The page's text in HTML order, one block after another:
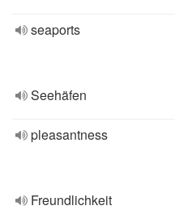
seaports
Seehäfen
pleasantness
Freundlichkeit